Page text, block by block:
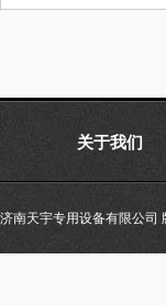
关于我们
济南天宇专用设备有限公司